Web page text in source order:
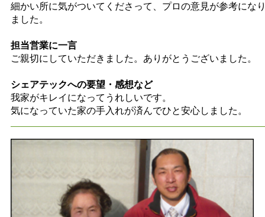
細かい所に気がついてくださって、プロの意見が参考にな
ました。
担当営業に一言
ご親切にしていただきました。ありがとうございました。
シェアテックへの要望・感想など
我家がキレイになってうれしいです。
気になっていた家の手入れが済んでひと安心しました。